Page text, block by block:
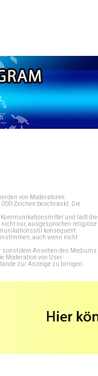
von Moderatoren
Zeichen beschränkt. Die
Kommunikationsmittel und lädt die
nur, ausgesprochen religiöse
konsequent
auch wenn nicht
sonst dem Ansehen des Mediums
Moderation von User-
zur Anzeige zu bringen.